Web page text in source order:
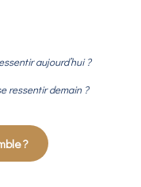
aujourd’hui ?
ressentir demain ?
?